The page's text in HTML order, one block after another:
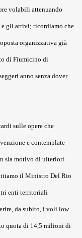
volabili attenuando
gli arrivi; ricordiamo che
organizzativa già
di Fiumicino di
anno senza dover
sulle opere che
e contemplate
sia motivo di ulteriori
il Ministro Del Rio
enti territoriali
da subito, i voli low
quota di 14,5 milioni di